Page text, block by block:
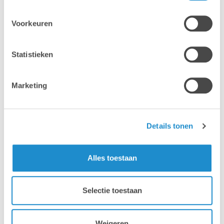
Voorkeuren
Statistieken
Marketing
Details tonen
Alles toestaan
Selectie toestaan
van Lab9 Pro, neemt onze expert contact met je
op om een datum in te plannen. Ga je liever
een praktische handleiding om je eerste stappen
te zetten in Photo Gallery.